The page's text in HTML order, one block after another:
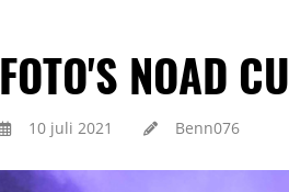
FOTO'S NOAD
10 juli 2021 Benn076